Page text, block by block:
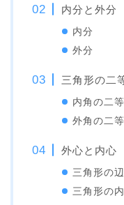
内分と外分
内分
外分
三角形の二
内角の二
外角の二
外心と内心
三角形の
三角形の